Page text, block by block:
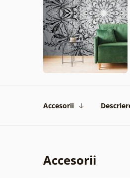
Accesorii
Accesorii